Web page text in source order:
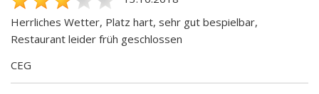
Herrliches Wetter, Platz hart, sehr gut bespielbar,
Restaurant leider früh geschlossen
CEG